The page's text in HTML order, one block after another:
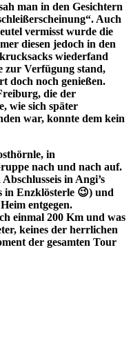
man in den Gesichtern
Auch
vermisst wurde die
diesen jedoch in den
wiederfand
zur Verfügung stand,
doch noch genießen.
die der
wie sich später
war, konnte dem kein
in
nach und nach auf.
in Angi’s
in Enzklösterle 😉) und
entgegen.
einmal 200 Km und was
keines der herrlichen
der gesamten Tour